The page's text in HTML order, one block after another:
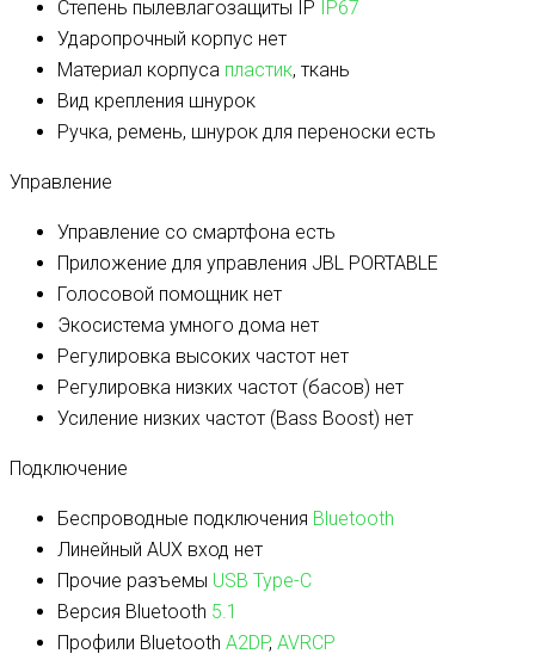
Степень пылевлагозащиты IP IP67
Ударопрочный корпус нет
Материал корпуса пластик, ткань
Вид крепления шнурок
Ручка, ремень, шнурок для переноски есть
Управление
Управление со смартфона есть
Приложение для управления JBL PORTABLE
Голосовой помощник нет
Экосистема умного дома нет
Регулировка высоких частот нет
Регулировка низких частот (басов) нет
Усиление низких частот (Bass Boost) нет
Подключение
Беспроводные подключения Bluetooth
Линейный AUX вход нет
Прочие разъемы USB Type-C
Версия Bluetooth 5.1
Профили Bluetooth A2DP, AVRCP